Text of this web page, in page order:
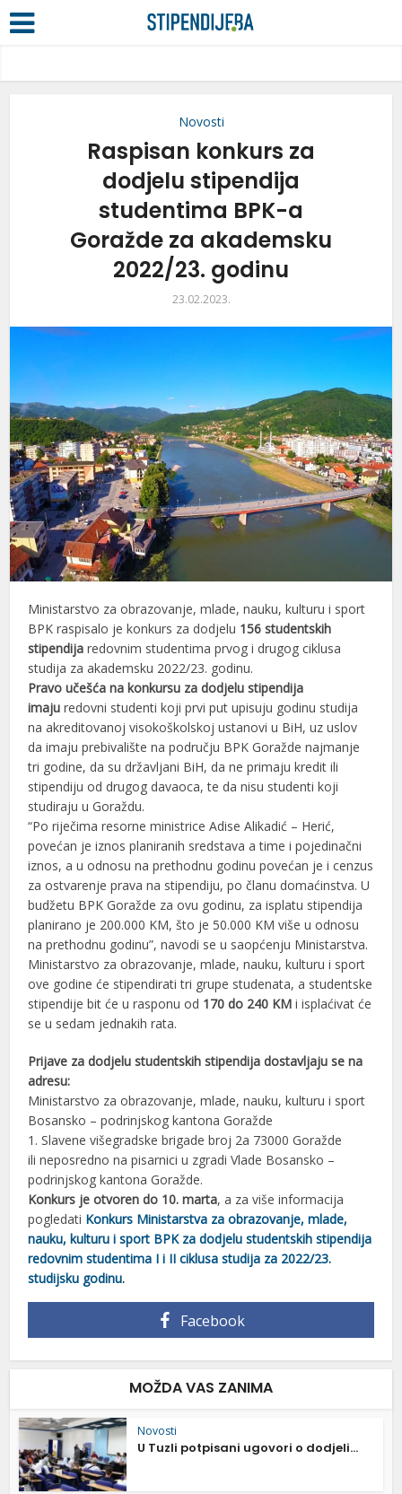
Novosti
Raspisan konkurs za
dodjelu stipendija
studentima BPK-a
Goražde za akademsku
2022/23. godinu
23.02.2023.
Ministarstvo za obrazovanje, mlade, nauku, kulturu i sport
BPK raspisalo je konkurs za dodjelu 156 studentskih
stipendija redovnim studentima prvog i drugog ciklusa
studija za akademsku 2022/23. godinu.
Pravo učešća na konkursu za dodjelu stipendija
imaju redovni studenti koji prvi put upisuju godinu studija
na akreditovanoj visokoškolskoj ustanovi u BiH, uz uslov
da imaju prebivalište na području BPK Goražde najmanje
tri godine, da su državljani BiH, da ne primaju kredit ili
stipendiju od drugog davaoca, te da nisu studenti koji
studiraju u Goraždu.
“Po riječima resorne ministrice Adise Alikadić – Herić,
povećan je iznos planiranih sredstava a time i pojedinačni
iznos, a u odnosu na prethodnu godinu povećan je i cenzus
za ostvarenje prava na stipendiju, po članu domaćinstva. U
budžetu BPK Goražde za ovu godinu, za isplatu stipendija
planirano je 200.000 KM, što je 50.000 KM više u odnosu
na prethodnu godinu”, navodi se u saopćenju Ministarstva.
Ministarstvo za obrazovanje, mlade, nauku, kulturu i sport
ove godine će stipendirati tri grupe studenata, a studentske
stipendije bit će u rasponu od 170 do 240 KM i isplaćivat će
se u sedam jednakih rata.
Prijave za dodjelu studentskih stipendija dostavljaju se na
adresu:
Ministarstvo za obrazovanje, mlade, nauku, kulturu i sport
Bosansko – podrinjskog kantona Goražde
1. Slavene višegradske brigade broj 2a 73000 Goražde
ili neposredno na pisarnici u zgradi Vlade Bosansko –
podrinjskog kantona Goražde.
Konkurs je otvoren do 10. marta, a za više informacija
pogledati Konkurs Ministarstva za obrazovanje, mlade,
nauku, kulturu i sport BPK za dodjelu studentskih stipendija
redovnim studentima I i II ciklusa studija za 2022/23.
studijsku godinu.
Facebook
MOŽDA VAS ZANIMA
Novosti
U Tuzli potpisani ugovori o dodjeli...